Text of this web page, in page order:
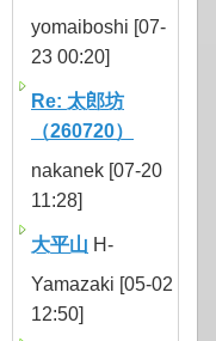
yomaiboshi [07-
23 00:20]
Re: 太郎坊
（260720）
nakanek [07-20
11:28]
大平山 H-
Yamazaki [05-02
12:50]